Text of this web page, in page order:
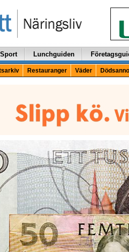
Sport Lunchguiden
Restauranger Väder